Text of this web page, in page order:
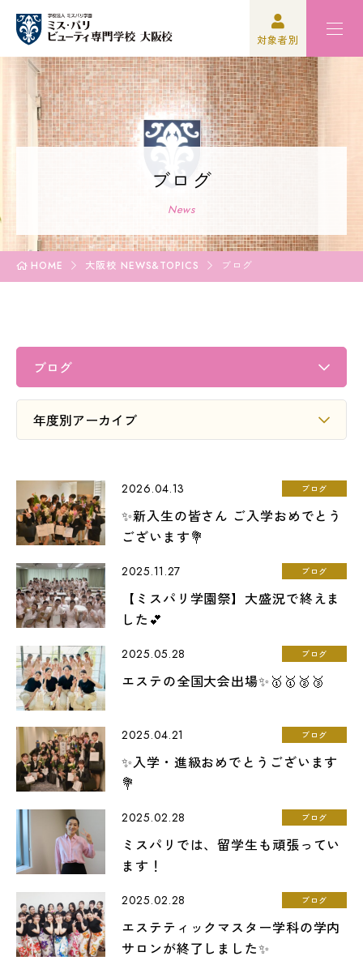
対象者別
高校3年生の方
再進学をご検討の方
企業の方
ミスパリ紹介
学科紹介
入学案内
LINE友だち登録よくある質問アクセス
情報の公開
個人情報保護方針
サイトマップ
SNSをフォローして最新情報をCHECK !
ブログ
News
HOME 大阪校 NEWS&TOPICS ブログ
2026.04.13 ブログ
✨新入生の皆さん ご入学おめでとう
ございます💐
2025.11.27 ブログ
【ミスパリ学園祭】大盛況で終えま
した💕
2025.05.28 ブログ
エステの全国大会出場✨🥇🥇🥈🥉
2025.04.21 ブログ
✨入学・進級おめでとうございます
💐
2025.02.28 ブログ
ミスパリでは、留学生も頑張ってい
ます！
2025.02.28 ブログ
エステティックマスター学科の学内
サロンが終了しました✨